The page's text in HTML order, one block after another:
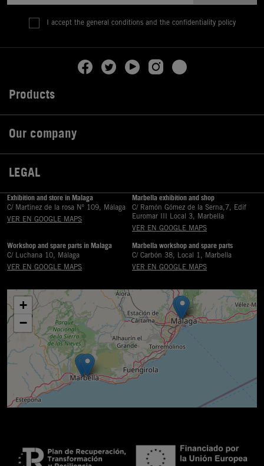
I accept the general conditions and the confidentiality policy
Products
Our company
LEGAL
Exhibition and store in Malaga
C/ Martinez de la rosa Nº 109, Málaga
VER EN GOOGLE MAPS
Marbella exhibition and shop
C/ Ramón Gómez de la Serna,7, Edif
Euromar III Local 3, Marbella
VER EN GOOGLE MAPS
Workshop and spare parts in Malaga
C/ Luchana 10, Málaga
VER EN GOOGLE MAPS
Marbella workshop and spare parts
C/ Carbón 38, Local 1, Marbella
VER EN GOOGLE MAPS
+
−